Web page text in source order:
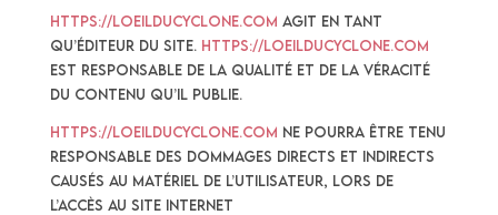
https://loeilducyclone.com agit en tant
qu’éditeur du site. https://loeilducyclone.com
est responsable de la qualité et de la véracité
du Contenu qu’il publie.
https://loeilducyclone.com ne pourra être tenu
responsable des dommages directs et indirects
causés au matériel de l’utilisateur, lors de
l’accès au site internet